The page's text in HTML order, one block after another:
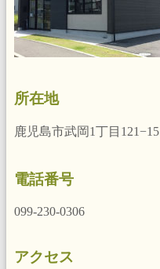
所在地
鹿児島市武岡1丁目121−15
電話番号
099-230-0306
アクセス